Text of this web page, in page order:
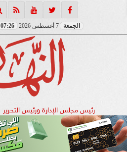
الجمعة 7 أغسطس 2026 07:26 صـ
رئيس مجلس الإدارة ورئيس التحرير